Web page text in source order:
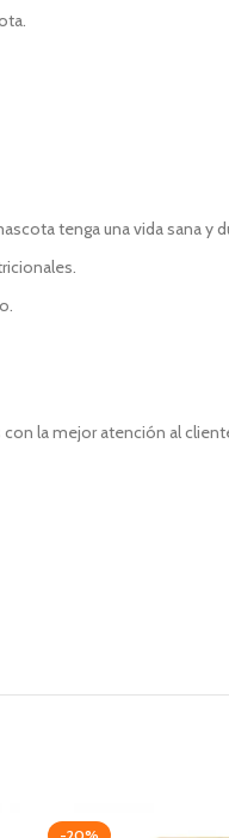
tenga una vida sana y
la mejor atención al